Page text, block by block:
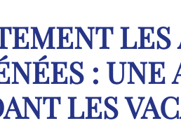
LES
:
LES